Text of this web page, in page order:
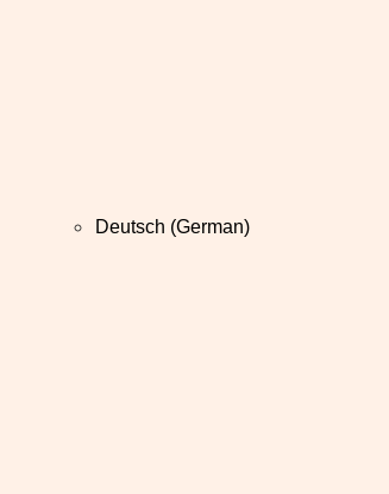
Deutsch (German)